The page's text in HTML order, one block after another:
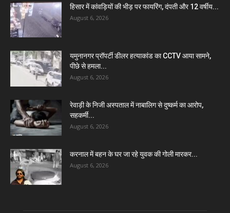
हिसार में कांवड़ियों की भीड़ पर फायरिंग, दंपती और 12 वर्षीय...
August 6, 2026
यमुनानगर प्रॉपर्टी डीलर हत्याकांड का CCTV आया सामने,
पीछे से हमला...
August 6, 2026
रेवाड़ी के निजी अस्पताल में नाबालिग से दुष्कर्म का आरोप,
सहकर्मी...
August 6, 2026
करनाल में बहन के घर जा रहे युवक की गोली मारकर...
August 6, 2026